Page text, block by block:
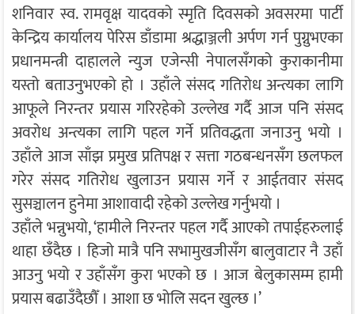
शनिवार स्व. रामवृक्ष यादवको स्मृति दिवसको अवसरमा पार्टी
केन्द्रिय कार्यालय पेरिस डाँडामा श्रद्धाञ्जली अर्पण गर्न पुग्नुभएका
प्रधानमन्त्री दाहालले न्युज एजेन्सी नेपालसँगको कुराकानीमा
यस्तो बताउनुभएको हो । उहाँले संसद गतिरोध अन्त्यका लागि
आफूले निरन्तर प्रयास गरिरहेको उल्लेख गर्दै आज पनि संसद
अवरोध अन्त्यका लागि पहल गर्ने प्रतिवद्धता जनाउनु भयो ।
उहाँले आज साँझ प्रमुख प्रतिपक्ष र सत्ता गठबन्धनसँग छलफल
गरेर संसद गतिरोध खुलाउन प्रयास गर्ने र आईतवार संसद
सुसञ्चालन हुनेमा आशावादी रहेको उल्लेख गर्नुभयो ।
उहाँले भन्नुभयो, ‘हामीले निरन्तर पहल गर्दै आएको तपाईहरुलाई
थाहा छँदैछ । हिजो मात्रै पनि सभामुखजीसँग बालुवाटार नै उहाँ
आउनु भयो र उहाँसँग कुरा भएको छ । आज बेलुकासम्म हामी
प्रयास बढाउँदैछौँ । आशा छ भोलि सदन खुल्छ ।’